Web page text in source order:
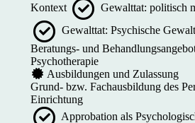
Kontext
Gewalttat: politisch
Gewalttat: Psychische Gewalt
Beratungs- und
Psychotherapie
Ausbildungen und Zulassung
Grund- bzw. Fachausbildung des
Einrichtung
Approbation als